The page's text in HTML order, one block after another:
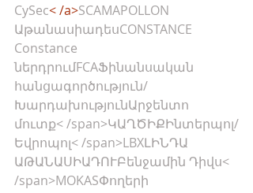
CySec< /a>SCAMAPOLLON
ԱթանասիադեսCONSTANCE
Constance
ներդրումFCAՖինանսական
հանցագործություն/
ԽարդախությունԱրջենտո
մուտք< /span>ԿԱՂԾԻՔԻնտերպոլ/
Եվրոպոլ< /span>LBXԼԻՆԴԱ
ԱԹԱՆԱՍԻԱԴՈՒԲենջամին Դիվս<
/span>MOKASՓողերի